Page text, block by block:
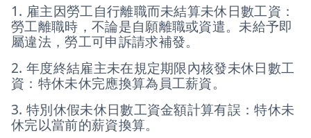
1. 雇主因勞工自行離職而未結算未休日數工資：
勞工離職時，不論是自願離職或資遣。未給予即
屬違法，勞工可申訴請求補發。
2. 年度終結雇主未在規定期限內核發未休日數工
資：特休未休完應換算為員工薪資。
3. 特別休假未休日數工資金額計算有誤：特休未
休完以當前的薪資換算。